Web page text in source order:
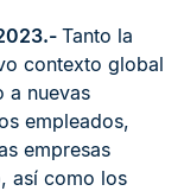
Tanto la
contexto global
a nuevas
empleados,
empresas
así como los